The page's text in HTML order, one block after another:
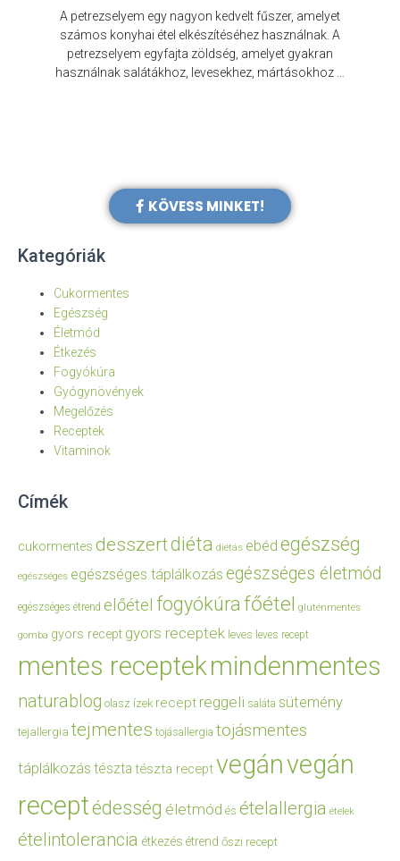
A petrezselyem egy nagyon kedvelt fűszer, amelyet
számos konyhai étel elkészítéséhez használnak. A
petrezselyem egyfajta zöldség, amelyet gyakran
használnak salátákhoz, levesekhez, mártásokhoz …
KÖVESS MINKET!
Kategóriák
Cukormentes
Egészség
Életmód
Étkezés
Fogyókúra
Gyógynövények
Megelőzés
Receptek
Vitaminok
Címék
cukormentes desszertdiéta diétás ebéd egészség
egészséges egészséges táplálkozás egészséges életmód
egészséges étrend előétel fogyókúrafőétel gluténmentes
gomba gyors recept gyors receptek leves leves recept
mentes receptekmindenmentes
naturablog olasz ízek recept reggeli saláta sütemény
tejallergia tejmentes tojásallergia tojásmentes
táplálkozás tészta tészta receptvegánvegán
receptédesség életmód és ételallergia ételek
ételintolerancia étkezés étrend őszi recept